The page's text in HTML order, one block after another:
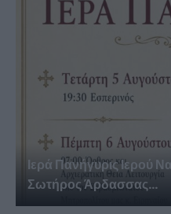
Ιερά Πανήγυρις Ιερού
Σωτήρος Άρδασσας...